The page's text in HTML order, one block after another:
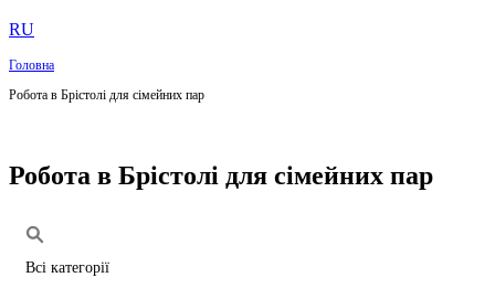
RU
Головна
Робота в Брістолі для сімейних пар
Робота в Брістолі для сімейних пар
Всі категорії